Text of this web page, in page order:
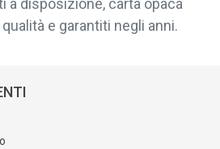
a disposizione, carta opaca
e garantiti negli anni.